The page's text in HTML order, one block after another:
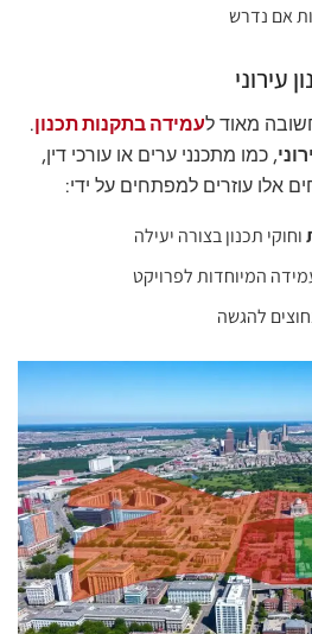
אם נדרש
עירוני
מאוד לעמידה בתקנות תכנון.
, כמו מתכנני ערים או עורכי דין,
אלו עוזרים למפתחים על ידי:
וחוקי תכנון בצורה יעילה
המיוחדות לפרויקט
להגשה